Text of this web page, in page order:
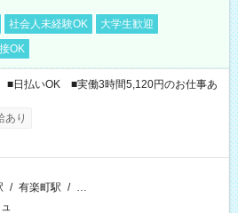
社会人未経験OK
大学生歓迎
OK
日払いOK ■実働3時間5,120円のお仕事あ
あり
/ 有楽町駅 / …